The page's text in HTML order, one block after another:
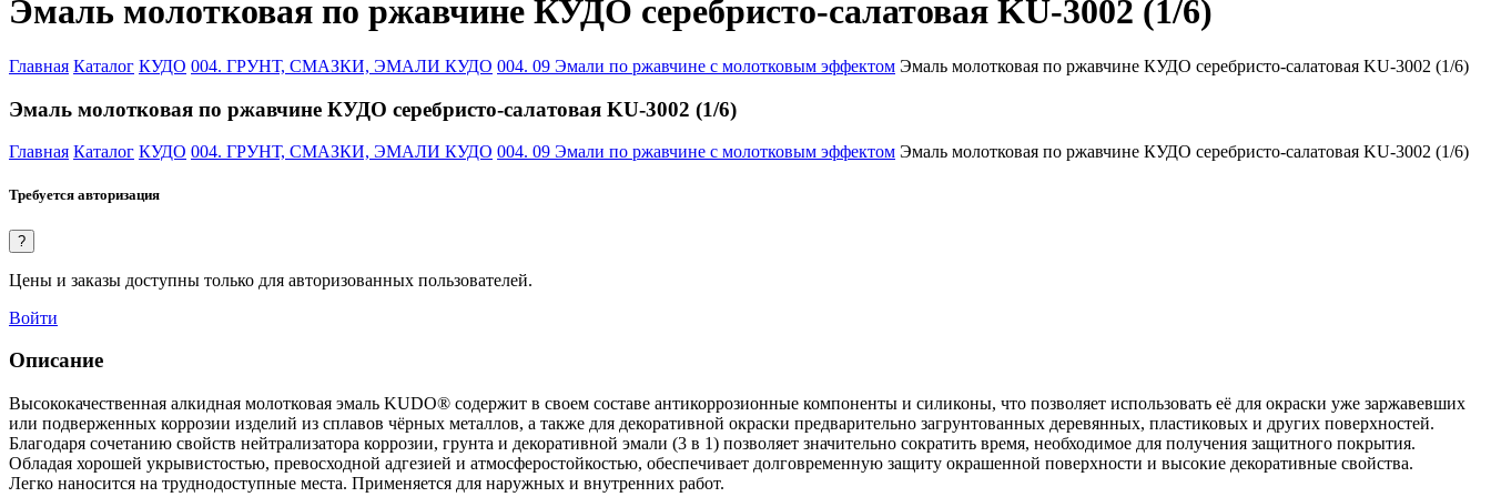
Эмаль молотковая по ржавчине КУДО серебристо-салатовая KU-3002 (1/6)
Главная Каталог КУДО 004. ГРУНТ, СМАЗКИ, ЭМАЛИ КУДО 004. 09 Эмали по ржавчине с молотковым эффектом Эмаль молотковая по ржавчине КУДО серебристо-салатовая KU-3002 (1/6)
Эмаль молотковая по ржавчине КУДО серебристо-салатовая KU-3002 (1/6)
Главная Каталог КУДО 004. ГРУНТ, СМАЗКИ, ЭМАЛИ КУДО 004. 09 Эмали по ржавчине с молотковым эффектом Эмаль молотковая по ржавчине КУДО серебристо-салатовая KU-3002 (1/6)
Требуется авторизация
?
Цены и заказы доступны только для авторизованных пользователей.
Войти
Описание
Высококачественная алкидная молотковая эмаль KUDO® содержит в своем составе антикоррозионные компоненты и силиконы, что позволяет использовать её для окраски уже заржавевших
или подверженных коррозии изделий из сплавов чёрных металлов, а также для декоративной окраски предварительно загрунтованных деревянных, пластиковых и других поверхностей.
Благодаря сочетанию свойств нейтрализатора коррозии, грунта и декоративной эмали (3 в 1) позволяет значительно сократить время, необходимое для получения защитного покрытия.
Обладая хорошей укрывистостью, превосходной адгезией и атмосферостойкостью, обеспечивает долговременную защиту окрашенной поверхности и высокие декоративные свойства.
Легко наносится на труднодоступные места. Применяется для наружных и внутренних работ.